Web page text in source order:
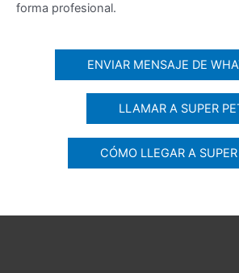
forma profesional.
ENVIAR MENSAJE DE
LLAMAR A SUPER
CÓMO LLEGAR A